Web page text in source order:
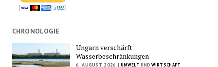
CHRONOLOGIE
Ungarn verschärft
Wasserbeschränkungen
6. AUGUST 2026 | UMWELT UND WIRTSCHAFT